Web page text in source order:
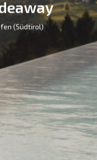
(Südtirol)